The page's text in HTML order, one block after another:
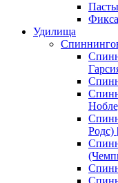
Удилища
Родс)